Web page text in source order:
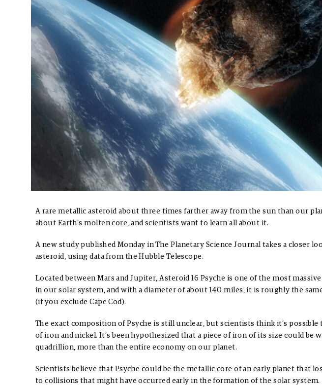
A rare metallic asteroid about three times farther away from the sun than our
about Earth’s molten core, and scientists want to learn all about it.
A new study published Monday in The Planetary Science Journal takes a closer
asteroid, using data from the Hubble Telescope.
Located between Mars and Jupiter, Asteroid 16 Psyche is one of the most
in our solar system, and with a diameter of about 140 miles, it is roughly the
(if you exclude Cape Cod).
The exact composition of Psyche is still unclear, but scientists think it’s possible
of iron and nickel. It’s been hypothesized that a piece of iron of its size could be
quadrillion, more than the entire economy on our planet.
Scientists believe that Psyche could be the metallic core of an early planet that
to collisions that might have occurred early in the formation of the solar system.